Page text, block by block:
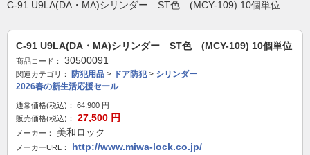
C-91 U9LA(DA・MA)シリンダー ST色 (MCY-109) 10個単位
C-91 U9LA(DA・MA)シリンダー ST色 (MCY-109) 10個単位
商品コード： 30500091
関連カテゴリ： 防犯用品 > ドア防犯> シリンダー
2026春の新生活応援セール
通常価格(税込)： 64,900 円
販売価格(税込)：
27,500 円
メーカー： 美和ロック
メーカーURL： http://www.miwa-lock.co.jp/